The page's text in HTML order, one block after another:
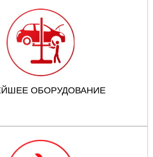
ОБОРУДОВАНИЕ